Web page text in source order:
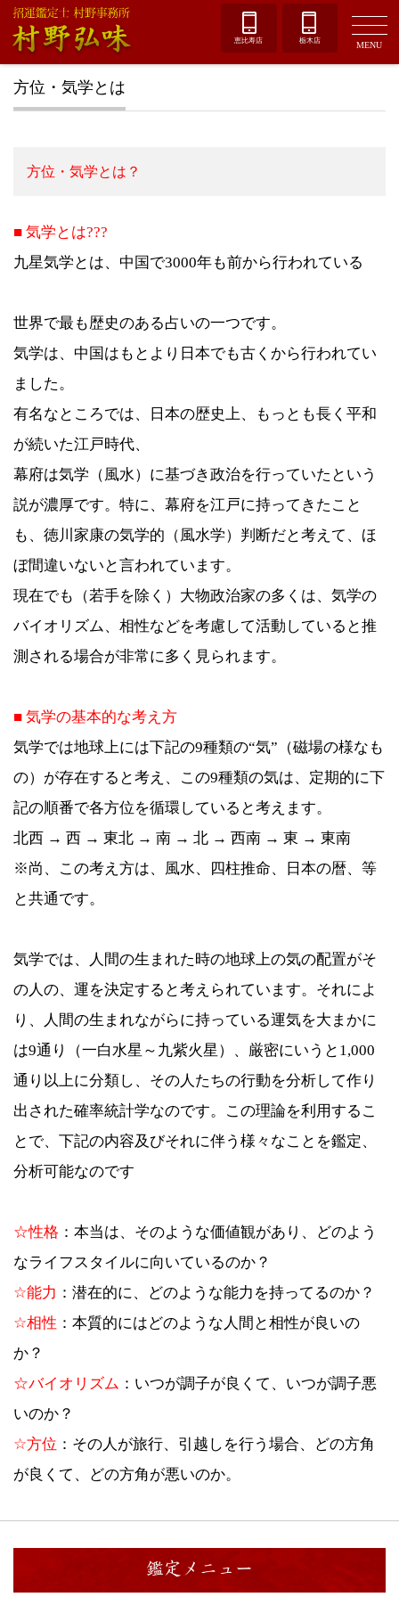
恵比寿店 栃木店 MENU
方位・気学とは
方位・気学とは？
■ 気学とは???
九星気学とは、中国で3000年も前から行われている
世界で最も歴史のある占いの一つです。
気学は、中国はもとより日本でも古くから行われてい
ました。
有名なところでは、日本の歴史上、もっとも長く平和
が続いた江戸時代、
幕府は気学（風水）に基づき政治を行っていたという
説が濃厚です。特に、幕府を江戸に持ってきたこと
も、徳川家康の気学的（風水学）判断だと考えて、ほ
ぼ間違いないと言われています。
現在でも（若手を除く）大物政治家の多くは、気学の
バイオリズム、相性などを考慮して活動していると推
測される場合が非常に多く見られます。
■ 気学の基本的な考え方
気学では地球上には下記の9種類の“気”（磁場の様なも
の）が存在すると考え、この9種類の気は、定期的に下
記の順番で各方位を循環していると考えます。
北西 → 西 → 東北 → 南 → 北 → 西南 → 東 → 東南
※尚、この考え方は、風水、四柱推命、日本の暦、等
と共通です。
気学では、人間の生まれた時の地球上の気の配置がそ
の人の、運を決定すると考えられています。それによ
り、人間の生まれながらに持っている運気を大まかに
は9通り（一白水星～九紫火星）、厳密にいうと1,000
通り以上に分類し、その人たちの行動を分析して作り
出された確率統計学なのです。この理論を利用するこ
とで、下記の内容及びそれに伴う様々なことを鑑定、
分析可能なのです
☆性格 ：本当は、そのような価値観があり、どのよう
なライフスタイルに向いているのか？
☆能力 ：潜在的に、どのような能力を持ってるのか？
☆相性 ：本質的にはどのような人間と相性が良いの
か？
☆バイオリズム ：いつが調子が良くて、いつが調子悪
いのか？
☆方位 ：その人が旅行、引越しを行う場合、どの方角
が良くて、どの方角が悪いのか。
鑑定メニュー